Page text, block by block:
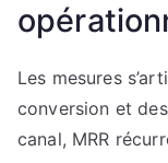
Les mesures
conversion et
canal, MRR